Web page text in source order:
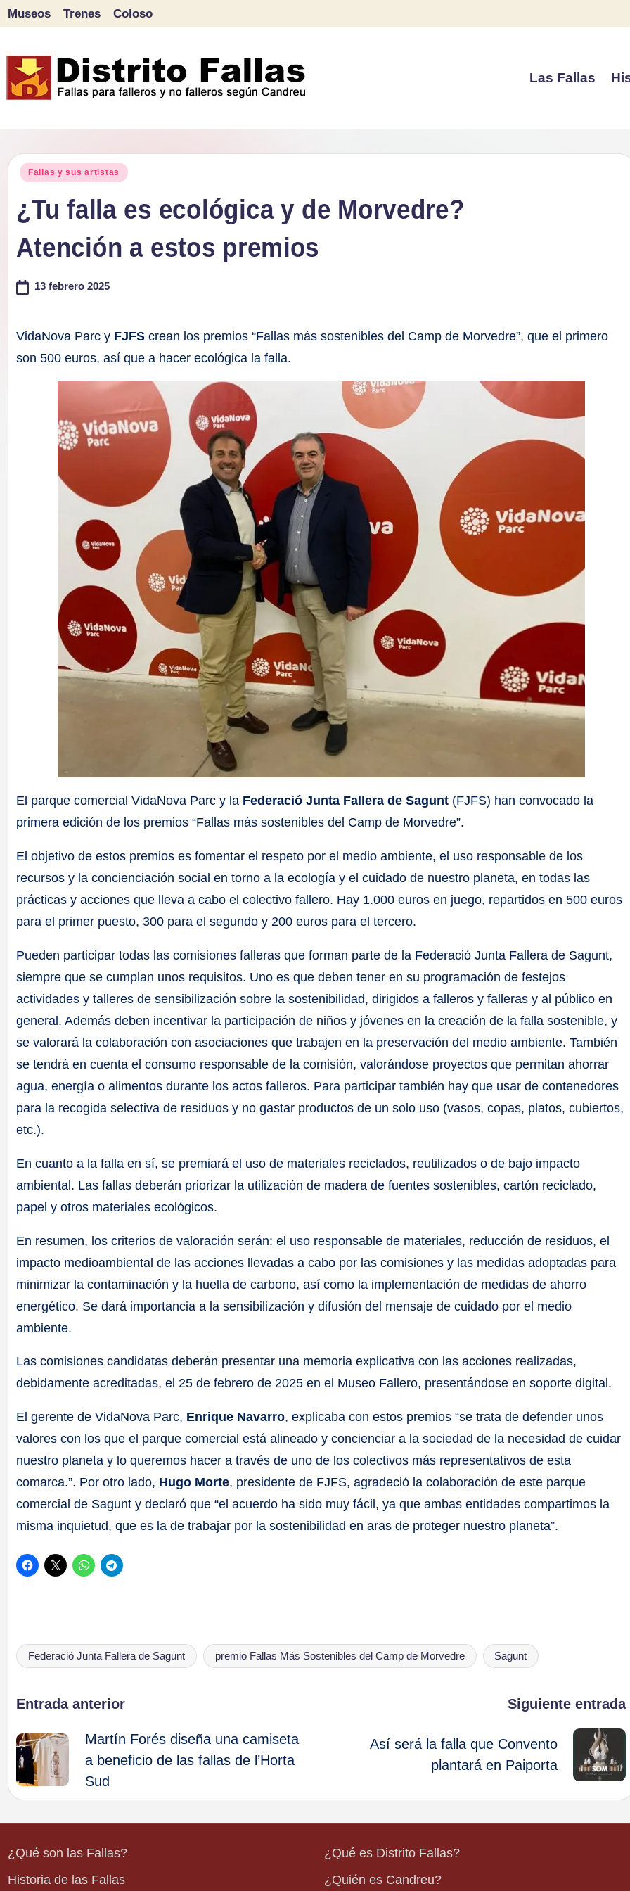
contenido
Museos Trenes Coloso
Las Fallas
Publicado
Fallas y sus artistas
¿Tu falla es ecológica y de Morvedre?
Atención a estos premios
13 febrero 2025
VidaNova Parc y FJFScrean los premios “Fallas más sostenibles del Camp de Morvedre”, que el primero
son 500 euros, así que a hacer ecológica la falla.
El parque comercial VidaNova Parc y la Federació Junta Fallera de Sagunt (FJFS) han convocado la
primera edición de los premios “Fallas más sostenibles del Camp de Morvedre”.
El objetivo de estos premios es fomentar el respeto por el medio ambiente, el uso responsable de los
recursos y la concienciación social en torno a la ecología y el cuidado de nuestro planeta, en todas las
prácticas y acciones que lleva a cabo el colectivo fallero. Hay 1.000 euros en juego, repartidos en 500 euros
para el primer puesto, 300 para el segundo y 200 euros para el tercero.
Pueden participar todas las comisiones falleras que forman parte de la Federació Junta Fallera de Sagunt,
siempre que se cumplan unos requisitos. Uno es que deben tener en su programación de festejos
actividades y talleres de sensibilización sobre la sostenibilidad, dirigidos a falleros y falleras y al público en
general. Además deben incentivar la participación de niños y jóvenes en la creación de la falla sostenible, y
se valorará la colaboración con asociaciones que trabajen en la preservación del medio ambiente. También
se tendrá en cuenta el consumo responsable de la comisión, valorándose proyectos que permitan ahorrar
agua, energía o alimentos durante los actos falleros. Para participar también hay que usar de contenedores
para la recogida selectiva de residuos y no gastar productos de un solo uso (vasos, copas, platos, cubiertos,
etc.).
En cuanto a la falla en sí, se premiará el uso de materiales reciclados, reutilizados o de bajo impacto
ambiental. Las fallas deberán priorizar la utilización de madera de fuentes sostenibles, cartón reciclado,
papel y otros materiales ecológicos.
En resumen, los criterios de valoración serán: el uso responsable de materiales, reducción de residuos, el
impacto medioambiental de las acciones llevadas a cabo por las comisiones y las medidas adoptadas para
minimizar la contaminación y la huella de carbono, así como la implementación de medidas de ahorro
energético. Se dará importancia a la sensibilización y difusión del mensaje de cuidado por el medio
ambiente.
Las comisiones candidatas deberán presentar una memoria explicativa con las acciones realizadas,
debidamente acreditadas, el 25 de febrero de 2025 en el Museo Fallero, presentándose en soporte digital.
El gerente de VidaNova Parc, Enrique Navarro, explicaba con estos premios “se trata de defender unos
valores con los que el parque comercial está alineado y concienciar a la sociedad de la necesidad de cuidar
nuestro planeta y lo queremos hacer a través de uno de los colectivos más representativos de esta
comarca.”. Por otro lado, Hugo Morte, presidente de FJFS, agradeció la colaboración de este parque
comercial de Sagunt y declaró que “el acuerdo ha sido muy fácil, ya que ambas entidades compartimos la
misma inquietud, que es la de trabajar por la sostenibilidad en aras de proteger nuestro planeta”.
Etiquetas:
Federació Junta Fallera de Sagunt premio Fallas Más Sostenibles del Camp de Morvedre Sagunt
Navegación
de
entradas
Entrada anterior
Martín Forés diseña una camiseta
a beneficio de las fallas de l’Horta
Sud
Siguiente entrada
Así será la falla que Convento
plantará en Paiporta
¿Qué son las Fallas?
Historia de las Fallas
¿Qué es Distrito Fallas?
¿Quién es Candreu?